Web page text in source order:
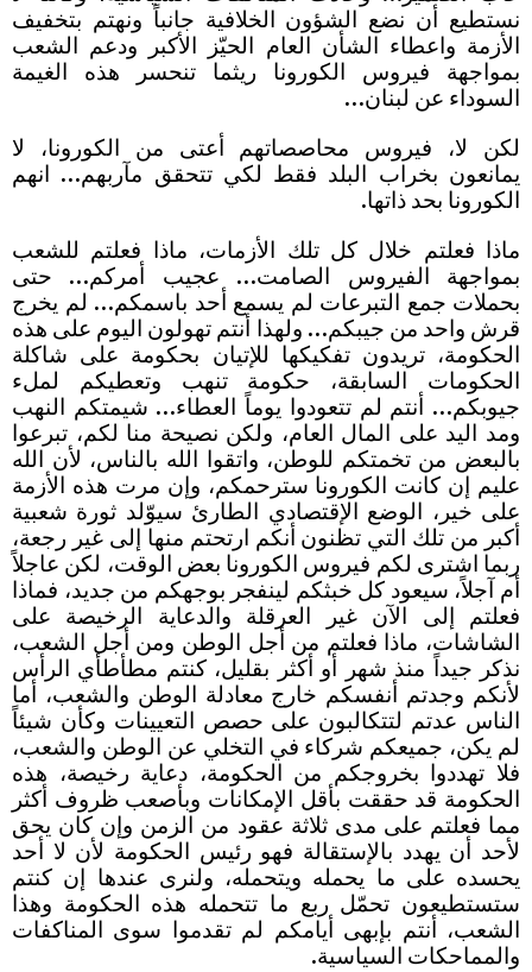
نستطيع أن نضع الشؤون الخلافية جانباً ونهتم بتخفيف
الأزمة واعطاء الشأن العام الحيّز الأكبر ودعم الشعب
بمواجهة فيروس الكورونا ريثما تنحسر هذه الغيمة
السوداء عن لبنان…
لكن لا، فيروس محاصصاتهم أعتى من الكورونا، لا
يمانعون بخراب البلد فقط لكي تتحقق مآربهم… انهم
الكورونا بحد ذاتها.
ماذا فعلتم خلال كل تلك الأزمات، ماذا فعلتم للشعب
بمواجهة الفيروس الصامت… عجيب أمركم… حتى
بحملات جمع التبرعات لم يسمع أحد باسمكم… لم يخرج
قرش واحد من جيبكم… ولهذا أنتم تهولون اليوم على هذه
الحكومة، تريدون تفكيكها للإتيان بحكومة على شاكلة
الحكومات السابقة، حكومة تنهب وتعطيكم لملء
جيوبكم… أنتم لم تتعودوا يوماً العطاء… شيمتكم النهب
ومد اليد على المال العام، ولكن نصيحة منا لكم، تبرعوا
بالبعض من تخمتكم للوطن، واتقوا الله بالناس، لأن الله
عليم إن كانت الكورونا سترحمكم، وإن مرت هذه الأزمة
على خير، الوضع الإقتصادي الطارئ سيوّلد ثورة شعبية
أكبر من تلك التي تظنون أنكم ارتحتم منها إلى غير رجعة،
ربما اشترى لكم فيروس الكورونا بعض الوقت، لكن عاجلاً
أم آجلاً، سيعود كل خبثكم لينفجر بوجهكم من جديد، فماذا
فعلتم إلى الآن غير العرقلة والدعاية الرخيصة على
الشاشات، ماذا فعلتم من أجل الوطن ومن أجل الشعب،
نذكر جيداً منذ شهر أو أكثر بقليل، كنتم مطأطأي الرأس
لأنكم وجدتم أنفسكم خارج معادلة الوطن والشعب، أما
الناس عدتم لتتكالبون على حصص التعيينات وكأن شيئاً
لم يكن، جميعكم شركاء في التخلي عن الوطن والشعب،
فلا تهددوا بخروجكم من الحكومة، دعاية رخيصة، هذه
الحكومة قد حققت بأقل الإمكانات وبأصعب ظروف أكثر
مما فعلتم على مدى ثلاثة عقود من الزمن وإن كان يحق
لأحد أن يهدد بالإستقالة فهو رئيس الحكومة لأن لا أحد
يحسده على ما يحمله ويتحمله، ولنرى عندها إن كنتم
ستستطيعون تحمّل ربع ما تتحمله هذه الحكومة وهذا
الشعب، أنتم بإبهى أيامكم لم تقدموا سوى المناكفات
والمماحكات السياسية.